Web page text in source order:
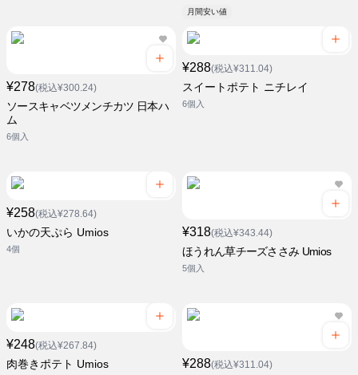
月間安い値
¥278(税込¥300.24)
ソースキャベツメンチカツ 日本ハ
ム
6個入
¥288(税込¥311.04)
スイートポテト ニチレイ
6個入
¥258(税込¥278.64)
いかの天ぷら Umios
4個
¥318(税込¥343.44)
ほうれん草チーズささみ Umios
5個入
¥248(税込¥267.84)
肉巻きポテト Umios ¥288(税込¥311.04)